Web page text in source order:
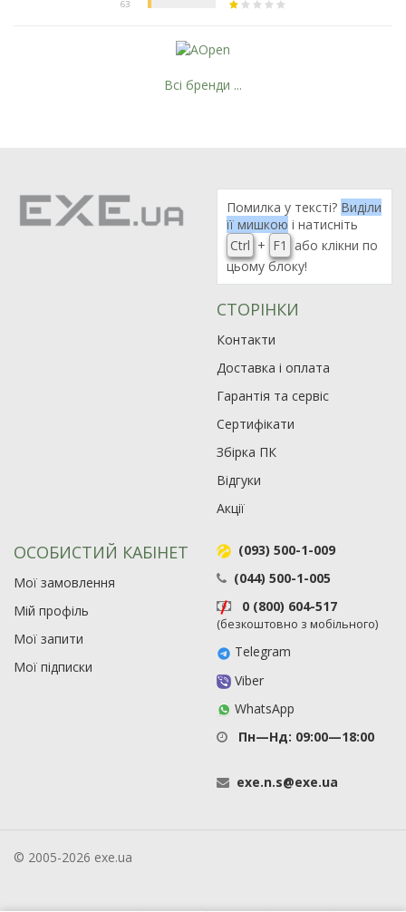
Всі бренди ...
Помилка у тексті? Виділи
її мишкою і натисніть
Ctrl + F1
або клікни по
цьому блоку!
СТОРІНКИ
Контакти
Доставка і оплата
Гарантія та сервіс
Сертифікати
Збірка ПК
Відгуки
Акції
ОСОБИСТИЙ КАБІНЕТ
Мої замовлення
Мій профіль
Мої запити
Мої підписки
(093) 500-1-009
(044) 500-1-005
0 (800) 604-517
(безкоштовно з мобільного)
Telegram
Viber
WhatsApp
Пн—Нд: 09:00—18:00
exe.n.s@exe.ua
© 2005-2026 exe.ua